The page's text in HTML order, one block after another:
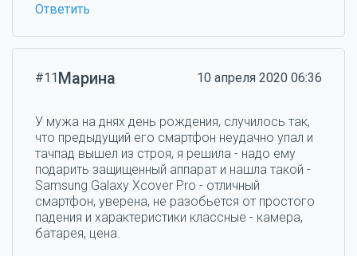
Ответить
#11Марина 10 апреля 2020 06:36
У мужа на днях день рождения, случилось так,
что предыдущий его смартфон неудачно упал и
тачпад вышел из строя, я решила - надо ему
подарить защищенный аппарат и нашла такой -
Samsung Galaxy Xcover Pro - отличный
смартфон, уверена, не разобьется от простого
падения и характеристики классные - камера,
батарея, цена.